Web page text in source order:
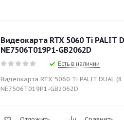
Видеокарта RTX 5060 Ti PALIT
NE7506T019P1-GB2062D
Есть в наличии
Видеокарта RTX 5060 Ti PALIT DUAL
NE7506T019P1-GB2062D